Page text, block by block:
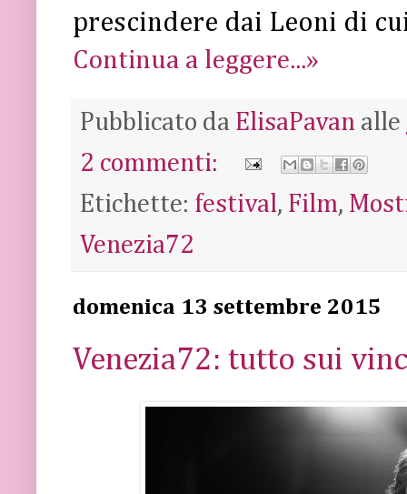
prescindere dai Leoni di
Continua a leggere...»
Pubblicato da ElisaPavan alle
2 commenti:
Etichette: festival, Film,
Venezia72
domenica 13 settembre 2015
Venezia72: tutto sui